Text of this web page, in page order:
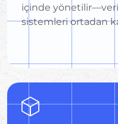
içinde yönetilir—veri
sistemleri ortadan